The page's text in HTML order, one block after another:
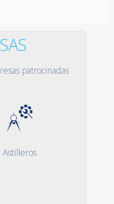
patrocinadas
Astilleros